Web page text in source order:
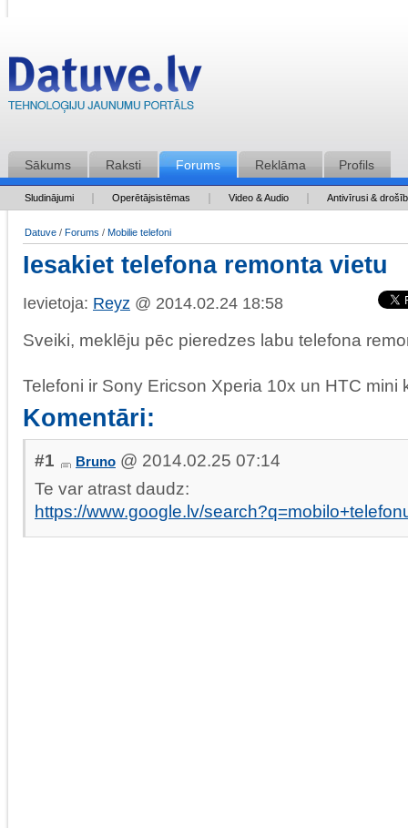
Sākums Raksti Forums Reklāma Profils
Sludinājumi Operētājsistēmas Video & Audio Antivīrusi &
Datuve / Forums / Mobilie telefoni
Iesakiet telefona remonta vietu
Ievietoja: Reyz @ 2014.02.24 18:58
Sveiki, meklēju pēc pieredzes labu telefona
Telefoni ir Sony Ericson Xperia 10x un HTC mini
Komentāri:
#1 Bruno @ 2014.02.25 07:14
Te var atrast daudz:
https://www.google.lv/